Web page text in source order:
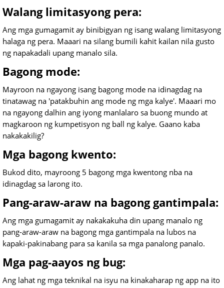
Walang limitasyong pera:
Ang mga gumagamit ay binibigyan ng isang walang limitasyong
halaga ng pera. Maaari na silang bumili kahit kailan nila gusto
ng napakadali upang manalo sila.
Bagong mode:
Mayroon na ngayong isang bagong mode na idinagdag na
tinatawag na 'patakbuhin ang mode ng mga kalye'. Maaari mo
na ngayong dalhin ang iyong manlalaro sa buong mundo at
magkaroon ng kumpetisyon ng ball ng kalye. Gaano kaba
nakakakilig?
Mga bagong kwento:
Bukod dito, mayroong 5 bagong mga kwentong nba na
idinagdag sa larong ito.
Pang-araw-araw na bagong gantimpala:
Ang mga gumagamit ay nakakakuha din upang manalo ng
pang-araw-araw na bagong mga gantimpala na lubos na
kapaki-pakinabang para sa kanila sa mga panalong panalo.
Mga pag-aayos ng bug:
Ang lahat ng mga teknikal na isyu na kinakaharap ng app na ito